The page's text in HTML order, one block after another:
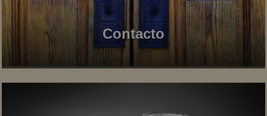
Contacto